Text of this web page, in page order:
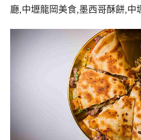
廳,中壢龍岡美食,墨西哥酥餅,中